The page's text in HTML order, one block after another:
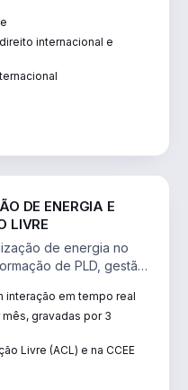
internacional e
DE ENERGIA E
LIVRE
de energia no
de PLD, gestão
interação em tempo real
gravadas por 3
Livre (ACL) e na CCEE